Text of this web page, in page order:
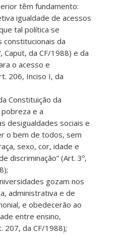
têm fundamento:
igualdade de acessos
tal política se
constitucionais da
Caput, da CF/1988) e da
o acesso e
206, Inciso I, da
Constituição da
pobreza e a
desigualdades sociais e
o bem de todos, sem
sexo, cor, idade e
discriminação” (Art. 3º,
gozam nos
administrativa e de
e obedecerão ao
entre ensino,
207, da CF/1988);